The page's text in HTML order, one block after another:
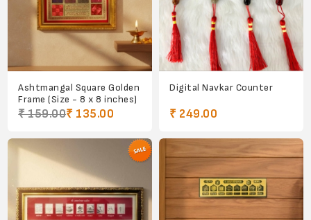
Ashtmangal Square Golden
Frame (Size - 8 x 8 inches)
₹ 159.00₹ 135.00
Digital Navkar Counter
₹ 249.00